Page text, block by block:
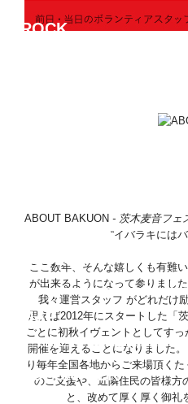
ROCK
ACCESS
MAP
VOLUNTEER
ABOUT BAKUON - 茨木麦音フェ
“イバラキには
ここ数年、そんな嬉しくも有難
が出来るようになって参りまし
我々運営スタッフ がどれだけ
思えば2012年にスタートした「
ごとに初秋イヴェントとしてす
開催を迎えることになりました
り毎年全国各地からご来場頂く
のご支援や、近隣住民の皆様方
と、改めて厚く厚く御礼